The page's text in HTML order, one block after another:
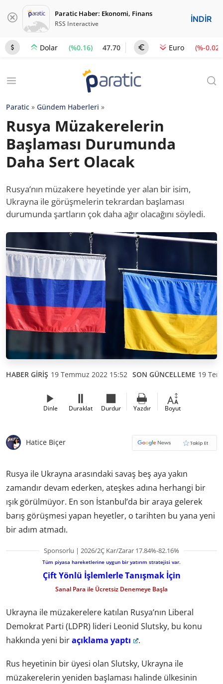
Paratic Haber: Ekonomi, Finans
RSS Interactive İNDİR
Dolar (%0.16) 47.70 Euro (%-0.02)
Paratic » Gündem Haberleri »
Rusya Müzakerelerin
Başlaması Durumunda
Daha Sert Olacak
Rusya’nın müzakere heyetinde yer alan bir isim,
Ukrayna ile görüşmelerin tekrardan başlaması
durumunda şartların çok daha ağır olacağını söyledi.
HABER GİRİŞ 19 Temmuz 2022 15:52 SON GÜNCELLEME 19
Dinle Duraklat Durdur Yazdır Boyut
Hatice Biçer
Rusya ile Ukrayna arasındaki savaş beş aya yakın
zamandır devam ederken, ateşkes adına herhangi bir
ışık görülmüyor. En son İstanbul’da bir araya gelerek
barış görüşmesi yapan heyetler, o tarihten bu yana yeni
bir adım atmadı.
Sponsorlu | 2026/2Ç Kar/Zarar 17.84%-82.16%
Tüm piyasa hareketlerine uygun bir yatırım stratejisi var.
Çift Yönlü İşlemlerle Tanışmak İçin
Sanal Para ile Ücretsiz Denemeye Başla
Ukrayna ile müzakerelere katılan Rusya’nın Liberal
Demokrat Parti (LDPR) lideri Leonid Slutsky, bu konu
hakkında yeni biraçıklama yaptı .
Rus heyetinin bir üyesi olan Slutsky, Ukrayna ile
müzakerelerin yeniden başlaması halinde ülkesinin